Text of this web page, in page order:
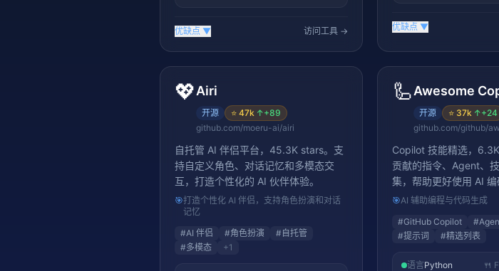
优缺点 ▼ 访问工具 → 优缺点 ▼
💖Airi
开源 ⭐ 47k ↑+89
github.com/moeru-ai/airi
自托管 AI 伴侣平台，45.3K stars。支
持自定义角色、对话记忆和多模态交
互，打造个性化的 AI 伙伴体验。
🎯打造个性化 AI 伴侣，支持角色扮演和对话
记忆
#AI 伴侣 #角色扮演 # 自托管
#多模态 +1
🦾Awesome
开源 ⭐ 37k ↑+24
github.com/github/
Copilot 技能精选，
贡献的指令、Agent、
集，帮助更好使用 AI
🎯AI 辅助编程与代码生成
#GitHub Copilot #
#提示词 #精选列表
语言Python 🍴